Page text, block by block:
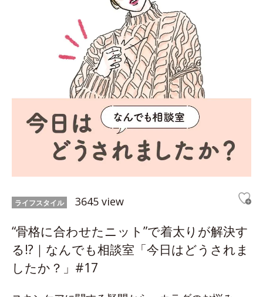
ライフスタイル 3645 view
“骨格に合わせたニット”で着太りが解決す
る!?｜なんでも相談室「今日はどうされま
したか？」#17